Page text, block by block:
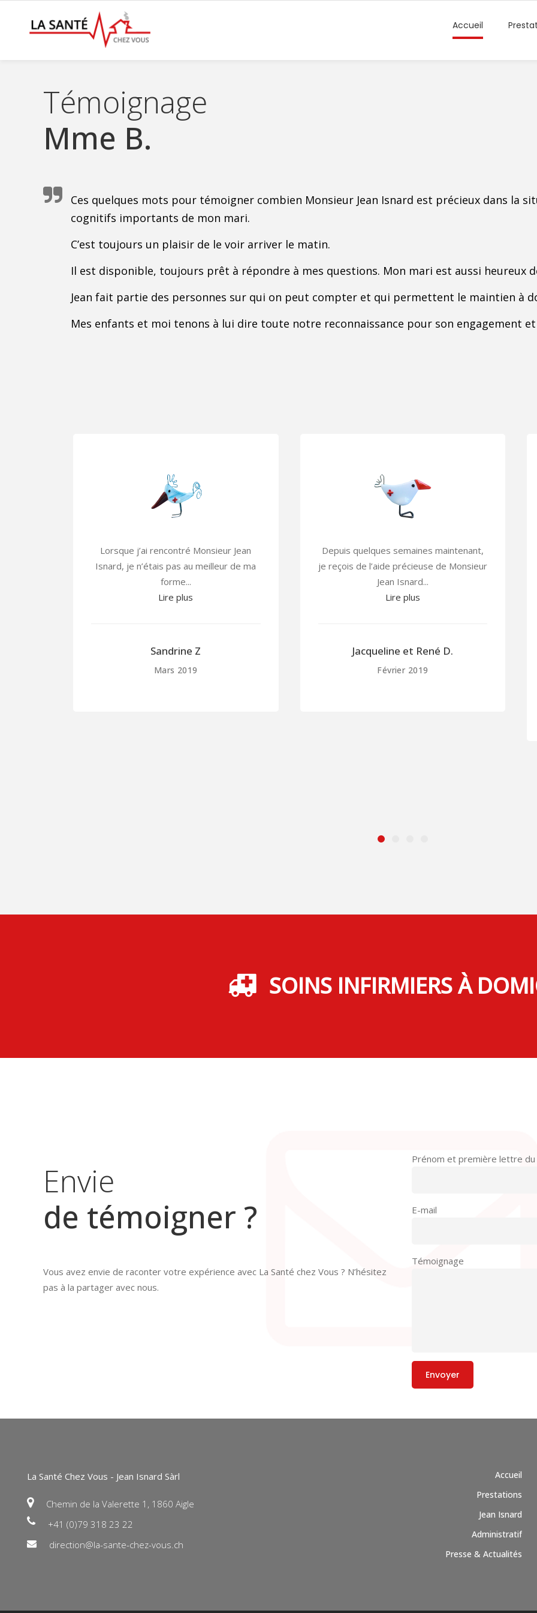
Accueil
Témoignage
Mme B.
Ces quelques mots pour témoigner combien Monsieur Jean Isnard est précieux dans la
cognitifs importants de mon mari.
C’est toujours un plaisir de le voir arriver le matin.
Il est disponible, toujours prêt à répondre à mes questions. Mon mari est aussi heureux
Jean fait partie des personnes sur qui on peut compter et qui permettent le maintien à
Mes enfants et moi tenons à lui dire toute notre reconnaissance pour son engagement
Depuis quelques semaines maintenant,
je reçois de l’aide précieuse de Monsieur
Jean Isnard...
Lire plus
Jacqueline et René D.
Février 2019
Après mon hospitalisation au CHUV, la
condition de mon retour à la maison était
de trouver une solution pour continuer à
domicile mon traitement en perfusion 3
SOINS INFIRMIERS À
Envie
de témoigner ?
Vous avez envie de raconter votre expérience avec La Santé chez Vous ? N’hésitez
pas à la partager avec nous.
Prénom et première lettre du
E-mail
Témoignage
La Santé Chez Vous - Jean Isnard Sàrl
Chemin de la Valerette 1, 1860 Aigle
+41 (0)79 318 23 22
direction@la-sante-chez-vous.ch
Accueil
Prestations
Jean Isnard
Administratif
Presse & Actualités